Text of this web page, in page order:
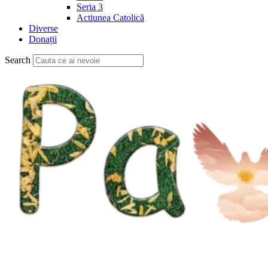
Seria 3
Actiunea Catolică
Diverse
Donații
Search